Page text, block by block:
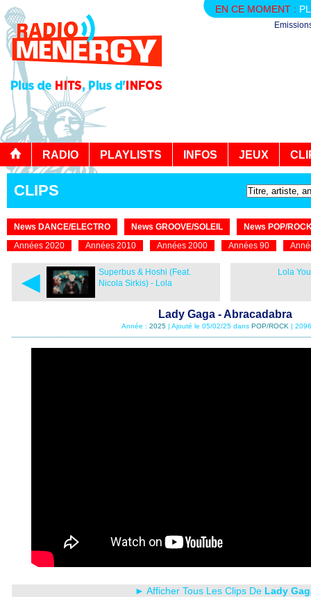
EN CE MOMENT :
RADIO PLAYLISTS INFOS JEUX
CLIPS
News DANCE/ELECTRO News GROOVE/SOLEIL
News POP/
Années 2020
Années 2010 Années 2000 Années 90
◄
Superbus & Hoshi (Feat.
Nicola Sirkis) - Lola
Lola
Lady Gaga - Abracadabra
Année : 2025 | Ajouté le 05/02/25 dans POP/ROCK |
► Afficher Tous Les Clips De Lady